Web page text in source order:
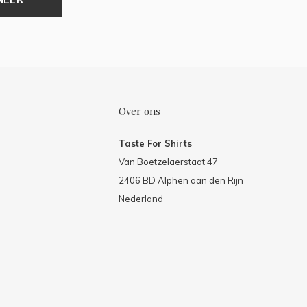
Over ons
Taste For Shirts
Van Boetzelaerstaat 47
2406 BD Alphen aan den Rijn
Nederland